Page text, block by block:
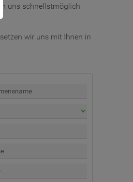
uns schnellstmöglich
wir uns mit Ihnen in